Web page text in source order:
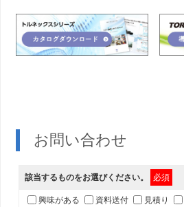
お問い合わせ
該当するものをお選びください。 必須
興味がある 資料送付 見積り